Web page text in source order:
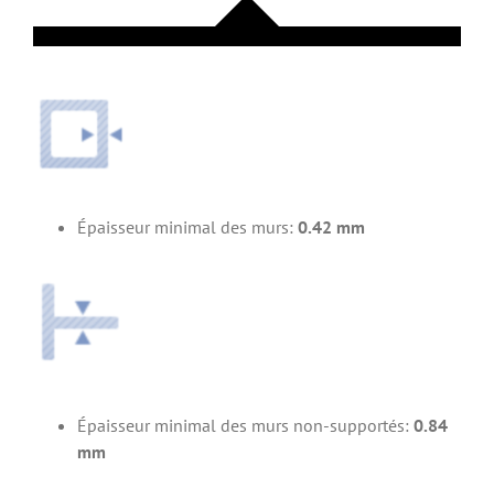
Épaisseur minimal des murs: 0.42 mm
Épaisseur minimal des murs non-supportés: 0.84
mm